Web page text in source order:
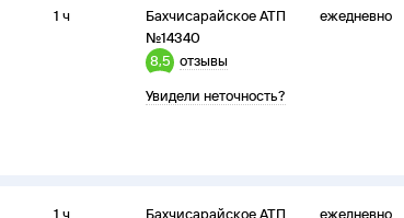
1 ч
Бахчисарайское АТП
№14340
8,5 отзывы
Увидели неточность?
ежедневно
1 ч
Бахчисарайское АТП
ежедневно